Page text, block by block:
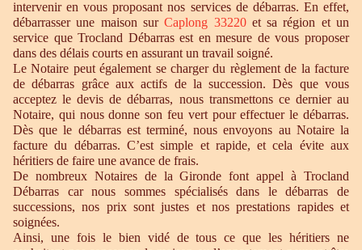
intervenir en vous proposant nos services de débarras. En effet,
débarrasser une maison surCaplong 33220et sa région et un
service que Trocland Débarras est en mesure de vous proposer
dans des délais courts en assurant un travail soigné.
Le Notaire peut également se charger du règlement de la facture
de débarras grâce aux actifs de la succession. Dès que vous
acceptez le devis de débarras, nous transmettons ce dernier au
Notaire, qui nous donne son feu vert pour effectuer le débarras.
Dès que le débarras est terminé, nous envoyons au Notaire la
facture du débarras. C’est simple et rapide, et cela évite aux
héritiers de faire une avance de frais.
De nombreux Notaires de la Gironde font appel à Trocland
Débarras car nous sommes spécialisés dans le débarras de
successions, nos prix sont justes et nos prestations rapides et
soignées.
Ainsi, une fois le bien vidé de tous ce que les héritiers ne